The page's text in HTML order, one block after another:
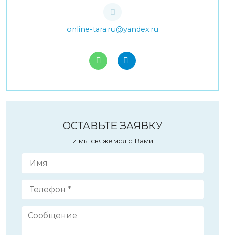
online-tara.ru@yandex.ru
ОСТАВЬТЕ ЗАЯВКУ
и мы свяжемся с Вами